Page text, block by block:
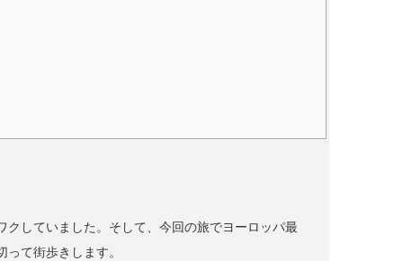
していました。そして、今回の旅でヨーロッパ最
て街歩きします。